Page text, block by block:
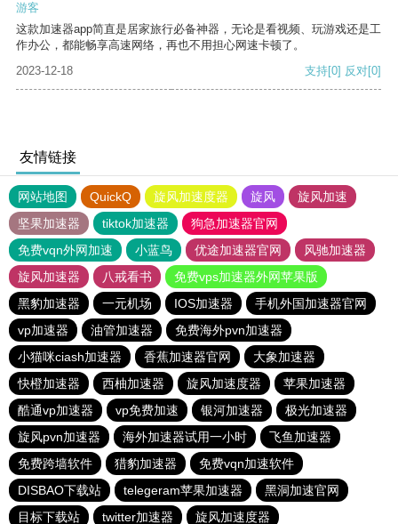
游客
这款加速器app简直是居家旅行必备神器，无论是看视频、玩游戏还是工
作办公，都能畅享高速网络，再也不用担心网速卡顿了。
2023-12-18
支持[0] 反对[0]
友情链接
网站地图 QuickQ 旋风加速度器 旋风
旋风加速
坚果加速器
tiktok加速器
狗急加速器官网
免费vqn外网加速
小蓝鸟 优途加速器官网
风驰加速器
旋风加速器
八戒看书
免费vps加速器外网苹果版
黑豹加速器
一元机场 IOS加速器
手机外国加速器官网
vp加速器
油管加速器
免费海外pvn加速器
小猫咪ciash加速器
香蕉加速器官网
大象加速器
快橙加速器
西柚加速器 旋风加速度器
苹果加速器
酷通vp加速器
vp免费加速 银河加速器
极光加速器
旋风pvn加速器
海外加速器试用一小时
飞鱼加速器
免费跨墙软件
猎豹加速器
免费vqn加速软件
DISBAO下载站
telegeram苹果加速器
黑洞加速官网
目标下载站
twitter加速器 旋风加速度器